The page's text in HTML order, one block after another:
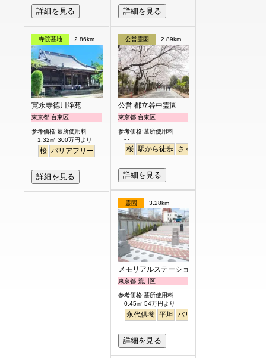
詳細を見る 詳細を見る
寺院墓地 2.86km
寛永寺德川浄苑
東京都 台東区
参考価格:墓所使用料
1.32㎡ 300万円より
桜 バリアフリー
詳細を見る
公営霊園 2.89km
公営 都立谷中霊園
東京都 台東区
参考価格:墓所使用料
- -
桜 駅から徒歩 さくら
詳細を見る
霊園 3.28km
メモリアルステーション南千住
東京都 荒川区
参考価格:墓所使用料
0.45㎡ 54万円より
永代供養 平坦 バリアフリー
詳細を見る